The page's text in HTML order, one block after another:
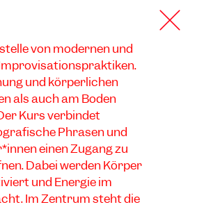
von modernen und
und körperlichen
als auch am Boden
Kurs verbindet
Phrasen und
einen Zugang zu
Dabei werden Körper
und Energie im
Im Zentrum steht die